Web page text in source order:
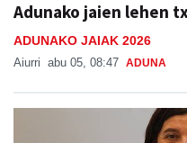
Adunako jaien lehen
ADUNAKO JAIAK 2026
Aiurri abu 05, 08:47 ADUNA